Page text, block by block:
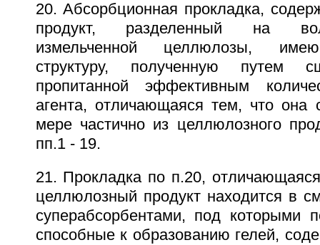
20. Абсорбционная прокладка,
продукт, разделенный на
измельченной целлюлозы,
структуру, полученную путем
пропитанной эффективным
агента, отличающаяся тем, что она
мере частично из целлюлозного
пп.1 - 19.
21. Прокладка по п.20,
целлюлозный продукт находится в
суперабсорбентами, под которыми
способные к образованию гелей,